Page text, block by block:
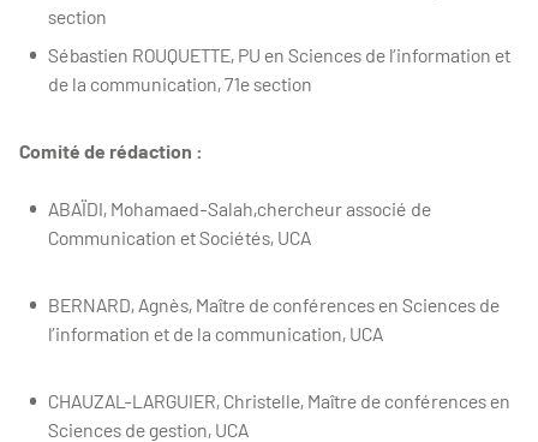
section
Sébastien ROUQUETTE, PU en Sciences de l’information et
de la communication, 71e section
Comité de rédaction :
ABAÏDI, Mohamaed-Salah,chercheur associé de
Communication et Sociétés, UCA
BERNARD, Agnès, Maître de conférences en Sciences de
l’information et de la communication, UCA
CHAUZAL-LARGUIER, Christelle, Maître de conférences en
Sciences de gestion, UCA